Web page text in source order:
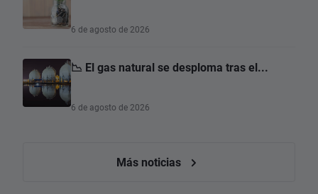
6 de agosto de 2026
📉 El gas natural se desploma tras el...
6 de agosto de 2026
Más noticias